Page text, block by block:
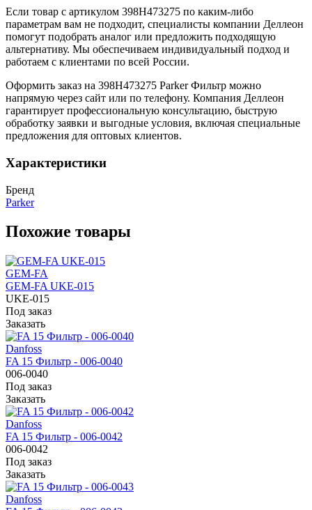
Если товар с артикулом 398H473275 по каким-либо
параметрам вам не подходит, специалисты компании Деллеон
помогут подобрать аналог или предложить подходящую
альтернативу. Мы обеспечиваем индивидуальный подход и
работаем с клиентами по всей России.
Оформить заказ на 398H473275 Parker Фильтр можно
напрямую через сайт или по телефону. Компания Деллеон
гарантирует профессиональную консультацию, быструю
обработку заявки и выгодные условия, включая специальные
предложения для оптовых клиентов.
Характеристики
Бренд
Parker
Похожие товары
GEM-FA
GEM-FA UKE-015
UKE-015
Под заказ
Заказать
Danfoss
FA 15 Фильтр - 006-0040
006-0040
Под заказ
Заказать
Danfoss
FA 15 Фильтр - 006-0042
006-0042
Под заказ
Заказать
Danfoss